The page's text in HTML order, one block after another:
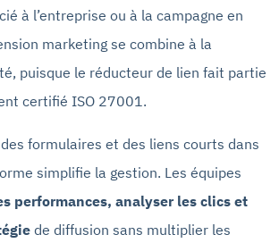
à l’entreprise ou à la campagne en
marketing se combine à la
puisque le réducteur de lien fait partie
certifié ISO 27001.
formulaires et des liens courts dans
simplifie la gestion. Les équipes
performances, analyser les clics et
de diffusion sans multiplier les